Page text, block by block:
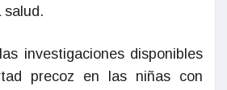
salud.
investigaciones disponibles
precoz en las niñas con